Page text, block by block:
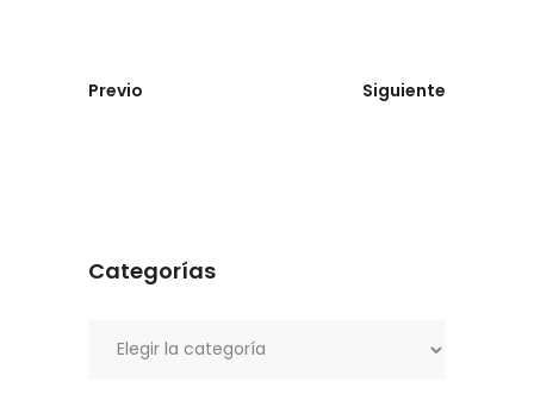
Previo Siguiente
Categorías